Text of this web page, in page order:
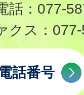
話： 077-
クス：
話番号